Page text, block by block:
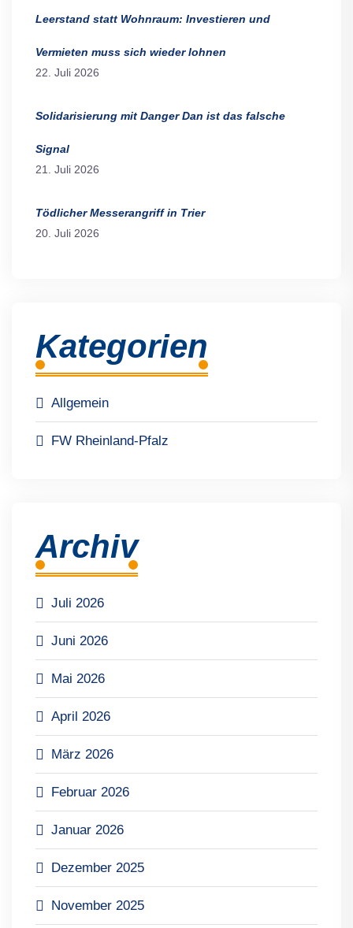
Leerstand statt Wohnraum: Investieren und
Vermieten muss sich wieder lohnen
22. Juli 2026
Solidarisierung mit Danger Dan ist das falsche
Signal
21. Juli 2026
Tödlicher Messerangriff in Trier
20. Juli 2026
Kategorien
Allgemein
FW Rheinland-Pfalz
Archiv
Juli 2026
Juni 2026
Mai 2026
April 2026
März 2026
Februar 2026
Januar 2026
Dezember 2025
November 2025